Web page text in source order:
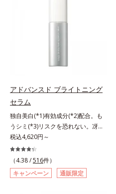
促進し、年齢とともに刻まれる深い
悩みのシワを改善しながら、過剰な
メラニン生成を防ぎ未来のシミ・ソ
バカスを予防します。さらに独自研
究に基づいた浸透型ハリ保湿成分
で、"顔全体にご使用いただける設
計"。見えているシワはもちろん、
自分では気づきにくい死角のシワの
改善にも効果を発揮します。*1 メ
ラニンの生成を抑え、シミ・ソバカ
スを防ぐ*2 ナイアシンアミド（有
効成分）、水添大豆リン脂質、フィ
トステロール、水（基剤）、
BG（保湿）*3 角層まで*4 K石けん
アドバンスド ブライトニング
セラム
独自美白(*1)有効成分(*2)配合。も
うシミ(*3)リスクを恐れない。冴え
わたる透明美肌(*4)へ。先端肌科学
が導く、透明感あふれる輝き(*4)
へ。今の自分の肌も未来の肌もあき
らめない、自分史上最高の冴えわた
る透明美肌(*4)を目指すには、美肌
税込4,620円～
（4.38 /516件）
キャンペーン
通販限定